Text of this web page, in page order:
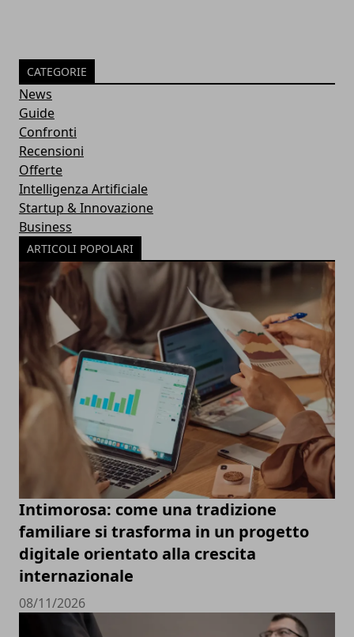
CATEGORIE
News
Guide
Confronti
Recensioni
Offerte
Intelligenza Artificiale
Startup & Innovazione
Business
ARTICOLI POPOLARI
Intimorosa: come una tradizione
familiare si trasforma in un progetto
digitale orientato alla crescita
internazionale
08/11/2026